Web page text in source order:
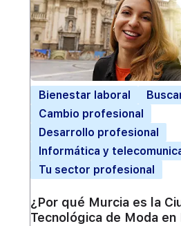
Bienestar laboral
Cambio profesional
Desarrollo profesional
Informática y
Tu sector profesional
¿Por qué Murcia es la
Tecnológica de Moda en